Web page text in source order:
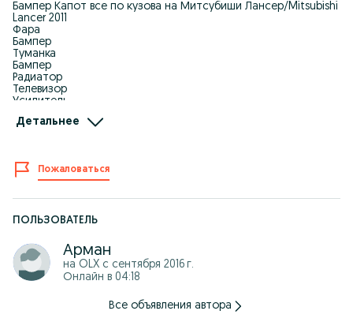
Бампер Капот все по кузова на Митсубиши Лансер/Mitsubishi
Lancer 2011
Фара
Бампер
Туманка
Бампер
Радиатор
Телевизор
Усилитель
на все виды ! Работаем без выходных! Производства Тайвань
Отправка регион! Отправка по городу!
Оптом В Розницу
87*******10
Детальнее
Пожаловаться
ПОЛЬЗОВАТЕЛЬ
Арман
на OLX с сентября 2016 г.
Онлайн в 04:18
Все объявления автора